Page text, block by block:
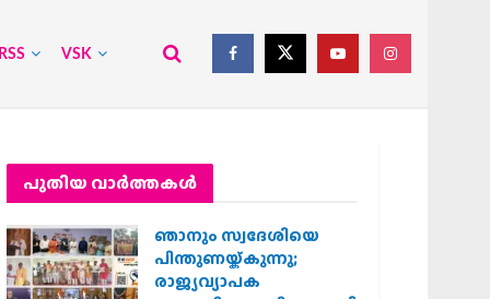
RSS VSK
പുതിയ വാര്‍ത്തകള്‍
ഞാനും സ്വദേശിയെ
പിന്തുണയ്ക്കുന്നു;
രാജ്യവ്യാപക